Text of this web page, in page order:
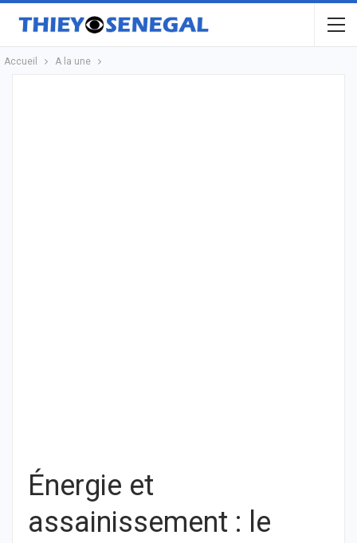
Accueil A la une
Énergie et
assainissement : le